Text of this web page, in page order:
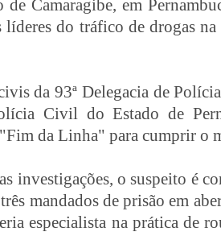
Camaragibe, em
líderes do tráfico de drogas
da 93ª Delegacia de
Civil do Estado de
da Linha" para cumprir o
investigações, o suspeito é
mandados de prisão em
especialista na prática de